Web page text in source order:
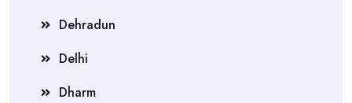
Dehradun
Delhi
Dharm